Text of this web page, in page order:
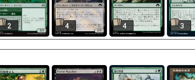
2 4 4 3